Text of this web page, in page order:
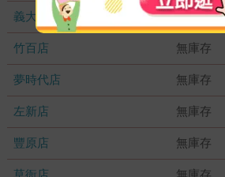
義大店 無庫存
竹百店 無庫存
夢時代店 無庫存
左新店 無庫存
豐原店 無庫存